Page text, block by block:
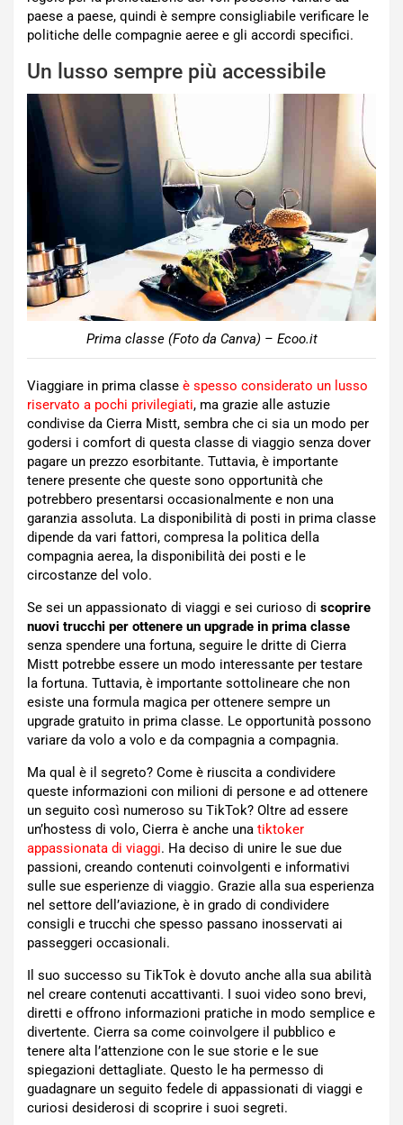
paese a paese, quindi è sempre consigliabile verificare le
politiche delle compagnie aeree e gli accordi specifici.
Un lusso sempre più accessibile
Prima classe (Foto da Canva) – Ecoo.it
Viaggiare in prima classe è spesso considerato un lusso
riservato a pochi privilegiati, ma grazie alle astuzie
condivise da Cierra Mistt, sembra che ci sia un modo per
godersi i comfort di questa classe di viaggio senza dover
pagare un prezzo esorbitante. Tuttavia, è importante
tenere presente che queste sono opportunità che
potrebbero presentarsi occasionalmente e non una
garanzia assoluta. La disponibilità di posti in prima classe
dipende da vari fattori, compresa la politica della
compagnia aerea, la disponibilità dei posti e le
circostanze del volo.
Se sei un appassionato di viaggi e sei curioso di scoprire
nuovi trucchi per ottenere un upgrade in prima classe
senza spendere una fortuna, seguire le dritte di Cierra
Mistt potrebbe essere un modo interessante per testare
la fortuna. Tuttavia, è importante sottolineare che non
esiste una formula magica per ottenere sempre un
upgrade gratuito in prima classe. Le opportunità possono
variare da volo a volo e da compagnia a compagnia.
Ma qual è il segreto? Come è riuscita a condividere
queste informazioni con milioni di persone e ad ottenere
un seguito così numeroso su TikTok? Oltre ad essere
un’hostess di volo, Cierra è anche una tiktoker
appassionata di viaggi. Ha deciso di unire le sue due
passioni, creando contenuti coinvolgenti e informativi
sulle sue esperienze di viaggio. Grazie alla sua esperienza
nel settore dell’aviazione, è in grado di condividere
consigli e trucchi che spesso passano inosservati ai
passeggeri occasionali.
Il suo successo su TikTok è dovuto anche alla sua abilità
nel creare contenuti accattivanti. I suoi video sono brevi,
diretti e offrono informazioni pratiche in modo semplice e
divertente. Cierra sa come coinvolgere il pubblico e
tenere alta l’attenzione con le sue storie e le sue
spiegazioni dettagliate. Questo le ha permesso di
guadagnare un seguito fedele di appassionati di viaggi e
curiosi desiderosi di scoprire i suoi segreti.